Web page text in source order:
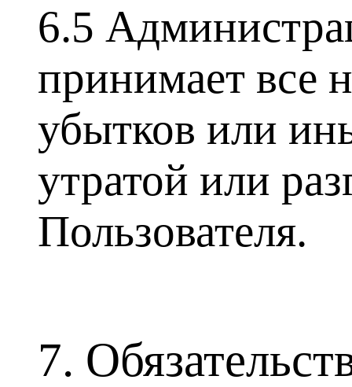
6.5
принимает все
убытков или
утратой или
Пользователя.
7.